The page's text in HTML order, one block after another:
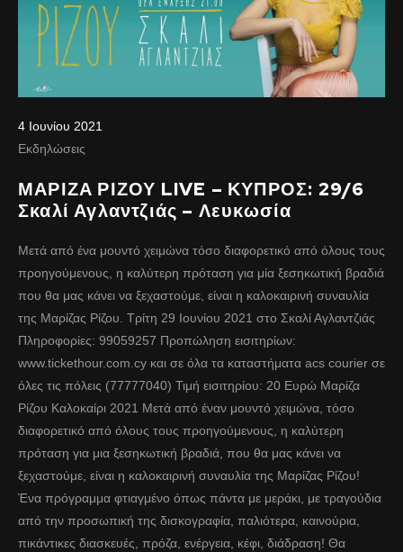
4 Ιουνίου 2021
Εκδηλώσεις
ΜΑΡΙΖΑ ΡΙΖΟΥ LIVE – ΚΥΠΡΟΣ: 29/6
Σκαλί Αγλαντζιάς – Λευκωσία
Μετά από ένα μουντό χειμώνα τόσο διαφορετικό από όλους τους
προηγούμενους, η καλύτερη πρόταση για μία ξεσηκωτική βραδιά
που θα μας κάνει να ξεχαστούμε, είναι η καλοκαιρινή συναυλία
της Μαρίζας Ρίζου. Τρίτη 29 Ιουνίου 2021 στο Σκαλί Αγλαντζιάς
Πληροφορίες: 99059257 Προπώληση εισιτηρίων:
www.tickethour.com.cy και σε όλα τα καταστήματα acs courier σε
όλες τις πόλεις (77777040) Τιμή εισιτηρίου: 20 Ευρώ Μαρίζα
Ρίζου Καλοκαίρι 2021 Μετά από έναν μουντό χειμώνα, τόσο
διαφορετικό από όλους τους προηγούμενους, η καλύτερη
πρόταση για μια ξεσηκωτική βραδιά, που θα μας κάνει να
ξεχαστούμε, είναι η καλοκαιρινή συναυλία της Μαρίζας Ρίζου!
Ένα πρόγραμμα φτιαγμένο όπως πάντα με μεράκι, με τραγούδια
από την προσωπική της δισκογραφία, παλιότερα, καινούρια,
πικάντικες διασκευές, πρόζα, ενέργεια, κέφι, διάδραση! Θα